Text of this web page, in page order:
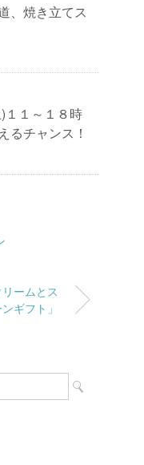
、焼き立てス
)１１～１８時
るチャンス！
ームとス
ギフト」